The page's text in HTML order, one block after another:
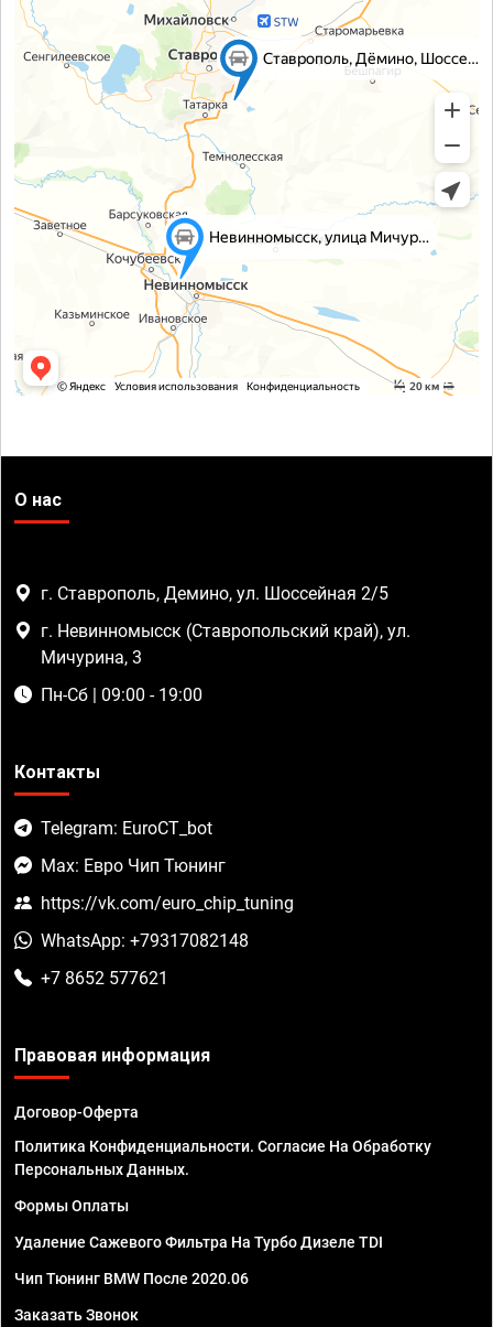
О нас
г. Ставрополь, Демино, ул. Шоссейная 2/5
г. Невинномысск (Ставропольский край), ул.
Мичурина, 3
Пн-Сб | 09:00 - 19:00
Контакты
Telegram: EuroCT_bot
Max: Евро Чип Тюнинг
https://vk.com/euro_chip_tuning
WhatsApp: +79317082148
+7 8652 577621
Правовая информация
Договор-Оферта
Политика Конфиденциальности. Согласие На Обработку
Персональных Данных.
Формы Оплаты
Удаление Сажевого Фильтра На Турбо Дизеле TDI
Чип Тюнинг BMW После 2020.06
Заказать Звонок